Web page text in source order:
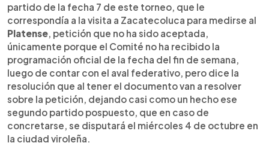
partido de la fecha 7 de este torneo, que le
correspondía a la visita a Zacatecoluca para medirse al
Platense, petición que no ha sido aceptada,
únicamente porque el Comité no ha recibido la
programación oficial de la fecha del fin de semana,
luego de contar con el aval federativo, pero dice la
resolución que al tener el documento van a resolver
sobre la petición, dejando casi como un hecho ese
segundo partido pospuesto, que en caso de
concretarse, se disputará el miércoles 4 de octubre en
la ciudad viroleña.